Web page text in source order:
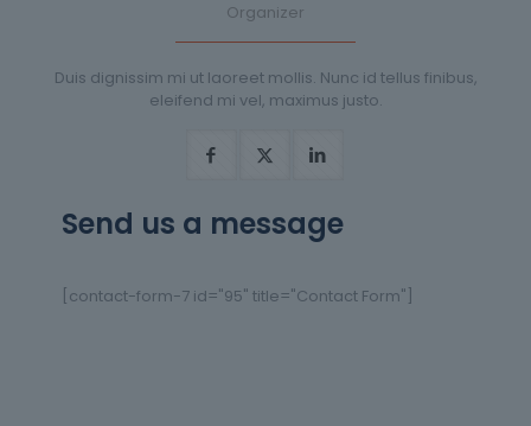
Organizer
Duis dignissim mi ut laoreet mollis. Nunc id tellus finibus,
eleifend mi vel, maximus justo.
Send us a message
[contact-form-7 id="95" title="Contact Form"]